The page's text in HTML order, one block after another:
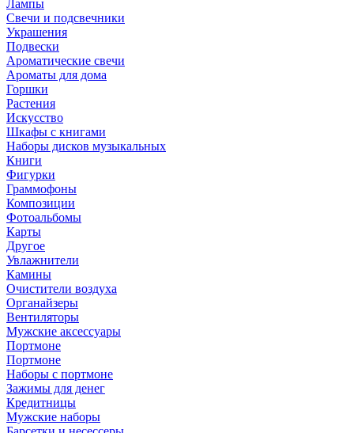
Лампы
Свечи и подсвечники
Украшения
Подвески
Ароматические свечи
Ароматы для дома
Горшки
Растения
Искусство
Шкафы с книгами
Наборы дисков музыкальных
Книги
Фигурки
Граммофоны
Композиции
Фотоальбомы
Карты
Другое
Увлажнители
Камины
Очистители воздуха
Органайзеры
Вентиляторы
Мужские аксессуары
Портмоне
Портмоне
Наборы с портмоне
Зажимы для денег
Кредитницы
Мужские наборы